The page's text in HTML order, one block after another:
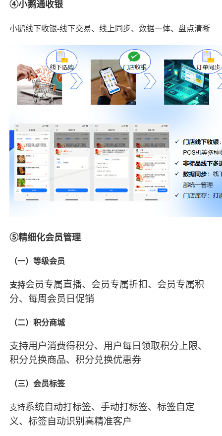
④小鹅通收银
小鹅线下收银-线下交易、线上同步、数据一体、盘点清晰
⑤精细化会员管理
（一）等级会员
支持会员专属直播、会员专属折扣、 会员专属积
分、每周会员日促销
（二）积分商城
支持用户消费得积分、 用户每日领取积分上限、
积分兑换商品、积分兑换优惠券
（三）会员标签
支持系统自动打标签、 手动打标签、标签自定
义、标签自动识别高精准客户